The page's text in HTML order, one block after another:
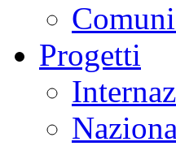
Progetti